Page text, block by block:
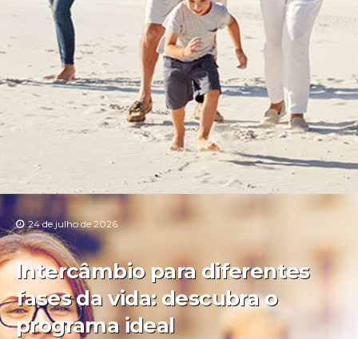
24 de julho de 2026
Intercâmbio para diferentes
fases da vida: descubra o
programa ideal